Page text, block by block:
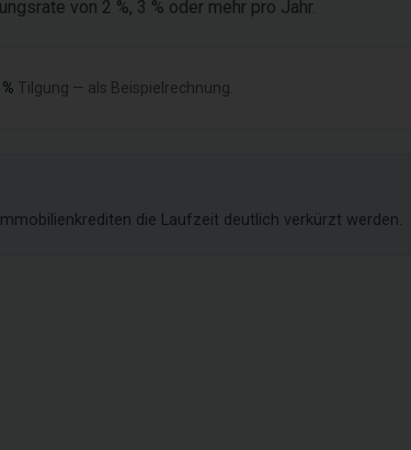
von 2 %, 3 % oder mehr pro Jahr.
Tilgung — als Beispielrechnung.
die Laufzeit deutlich verkürzt werden.